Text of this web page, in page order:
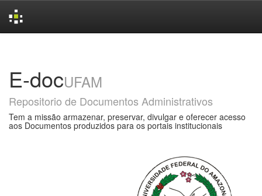
E-docUFAM
Repositorio de Documentos Administrativos
Tem a missão armazenar, preservar, divulgar e oferecer acesso
aos Documentos produzidos para os portais institucionais